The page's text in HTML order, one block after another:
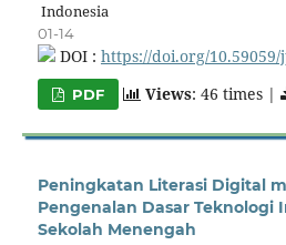
Indonesia
01-14
DOI : https://doi.org/10.59059/
PDF Views: 46 times |
Peningkatan Literasi Digital
Pengenalan Dasar Teknologi
Sekolah Menengah